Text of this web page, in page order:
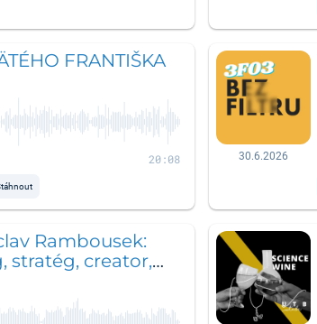
FRANTIŠKA
20:08 30.6.2026
Rambousek:
stratég, creator,